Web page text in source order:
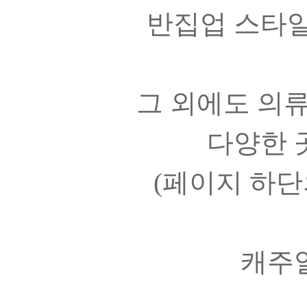
반집업 스타
그 외에도 의
다양한
(페이지 하
캐주